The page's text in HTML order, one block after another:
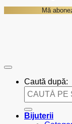
Caută după:
Bijuterii